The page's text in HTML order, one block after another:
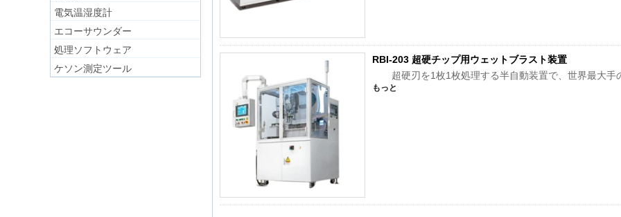
電気温湿度計
エコーサウンダー
処理ソフトウェア
ケソン測定ツール
RBI-203 超硬チップ用ウェットブラスト装置
超硬刃を1枚1枚処理する半自動装置で、世界最大
もっと